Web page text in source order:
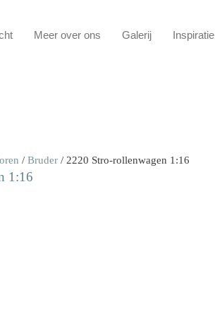
Meer over ons Galerij Inspiratie
/ Bruder/ 2220 Stro-rollenwagen 1:16
1:16